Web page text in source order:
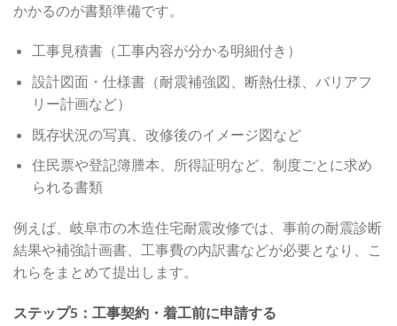
かかるのが書類準備です。
工事見積書（工事内容が分かる明細付き）
設計図面・仕様書（耐震補強図、断熱仕様、バリアフ
リー計画など）
既存状況の写真、改修後のイメージ図など
住民票や登記簿謄本、所得証明など、制度ごとに求め
られる書類
例えば、岐阜市の木造住宅耐震改修では、事前の耐震診断
結果や補強計画書、工事費の内訳書などが必要となり、こ
れらをまとめて提出します。
ステップ5：工事契約・着工前に申請する